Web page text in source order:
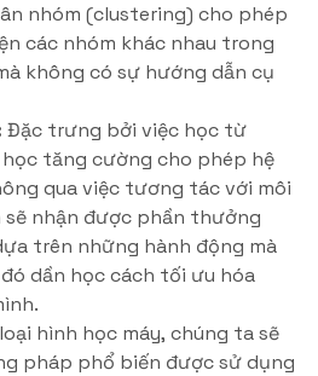
nhóm (clustering) cho phép
các nhóm khác nhau trong
không có sự hướng dẫn cụ
Đặc trưng bởi việc học từ
tăng cường cho phép hệ
qua việc tương tác với môi
nhận được phần thưởng
trên những hành động mà
dần học cách tối ưu hóa
hình học máy, chúng ta sẽ
pháp phổ biến được sử dụng